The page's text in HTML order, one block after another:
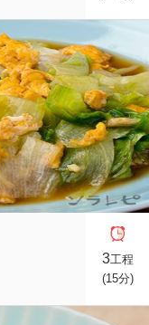
3工程
(15分)